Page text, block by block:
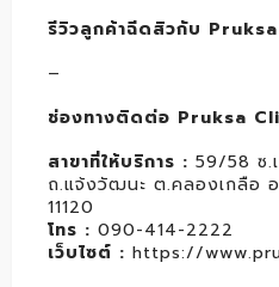
รีวิวลูกค้าฉีดสิวกับ
–
ช่องทางติดต่อ Pruksa
สาขาที่ให้บริการ : 59/58 ซ.
ถ.แจ้งวัฒนะ ต.คลองเกลือ
11120
โทร : 090-414-2222
เว็บไซต์ : https://